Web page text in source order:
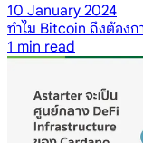
10 January 2024
ทำไม Bitcoin ถึงต้อง
1 min read